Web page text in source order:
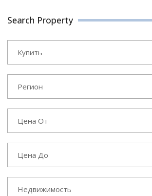
Search Property
Купить
Регион
Цена От
Цена До
Недвижимость